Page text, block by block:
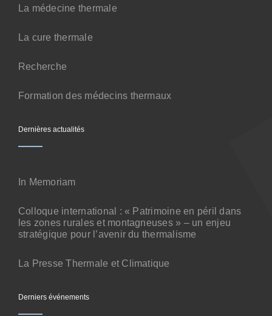
Faire un don
La médecine thermale
La cure thermale
Recherche
Formation des médecins thermaux
Dernières actualités
In Memoriam
Colloque international : « Patrimoine en péril dans
les zones rurales et montagneuses » – un enjeu
stratégique pour l’avenir du thermalisme
La Presse Thermale et Climatique
Derniers événements